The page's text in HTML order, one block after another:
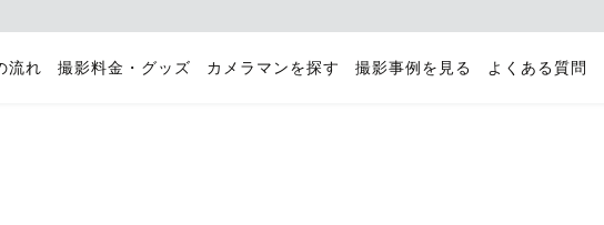
流れ 撮影料金・グッズ カメラマンを探す 撮影事例を見る よくある質問